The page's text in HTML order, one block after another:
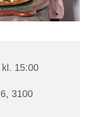
15:00
3100